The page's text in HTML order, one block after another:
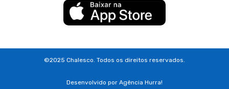
©2025 Chalesco. Todos os direitos reservados.
Desenvolvido por Agência Hurra!